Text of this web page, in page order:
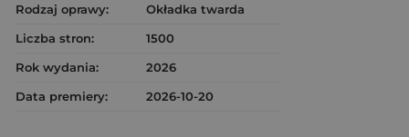
Rodzaj oprawy:
Okładka twarda
Liczba stron:
1500
Rok wydania:
2026
Data premiery:
2026-10-20